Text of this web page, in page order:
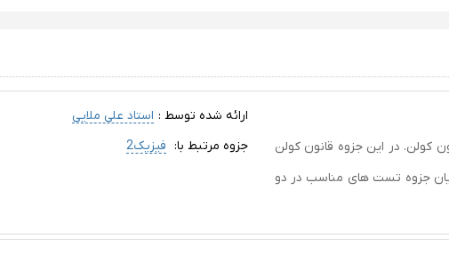
یازدهم فصل اول- بخش3- قانون کولن. در این جزوه قانون کولن
جزوه تست های مناسب در دو
ارائه شده توسط : استاد علی ملایی
جزوه مرتبط با: فیزیک2